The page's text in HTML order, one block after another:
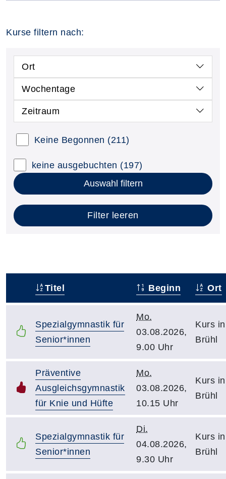
Kurse filtern nach:
Ort
Wochentage
Zeitraum
Keine Begonnen (211)
keine ausgebuchten (197)
Auswahl filtern
Filter leeren
Titel Beginn Ort
Spezialgymnastik für
Senior*innen
Mo.
03.08.2026,
9.00 Uhr
Kurs in
Brühl
Präventive
Ausgleichsgymnastik
für Knie und Hüfte
Mo.
03.08.2026,
10.15 Uhr
Kurs in
Brühl
Spezialgymnastik für
Senior*innen
Di.
04.08.2026,
9.30 Uhr
Kurs in
Brühl